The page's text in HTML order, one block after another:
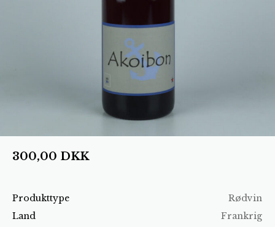
Produkttype
Rødvin
Land
Frankrig
300,00 DKK